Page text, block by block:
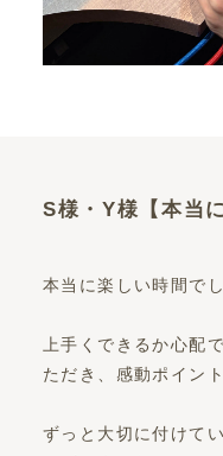
S様・Y様【本当
本当に楽しい時間でし
上手くできるか心配
ただき、感動ポイン
ずっと大切に付けて